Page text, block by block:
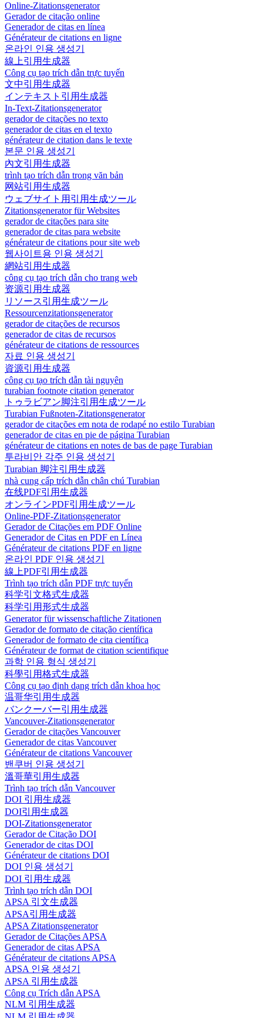
Online-Zitationsgenerator
Gerador de citação online
Generador de citas en línea
Générateur de citations en ligne
온라인 인용 생성기
線上引用生成器
Công cụ tạo trích dẫn trực tuyến
文中引用生成器
インテキスト引用生成器
In-Text-Zitationsgenerator
gerador de citações no texto
generador de citas en el texto
générateur de citation dans le texte
본문 인용 생성기
內文引用生成器
trình tạo trích dẫn trong văn bản
网站引用生成器
ウェブサイト用引用生成ツール
Zitationsgenerator für Websites
gerador de citações para site
generador de citas para website
générateur de citations pour site web
웹사이트용 인용 생성기
網站引用生成器
công cụ tạo trích dẫn cho trang web
资源引用生成器
リソース引用生成ツール
Ressourcenzitationsgenerator
gerador de citações de recursos
generador de citas de recursos
générateur de citations de ressources
자료 인용 생성기
資源引用生成器
công cụ tạo trích dẫn tài nguyên
turabian footnote citation generator
トゥラビアン脚注引用生成ツール
Turabian Fußnoten-Zitationsgenerator
gerador de citações em nota de rodapé no estilo Turabian
generador de citas en pie de página Turabian
générateur de citations en notes de bas de page Turabian
투라비안 각주 인용 생성기
Turabian 脚注引用生成器
nhà cung cấp trích dẫn chân chú Turabian
在线PDF引用生成器
オンラインPDF引用生成ツール
Online-PDF-Zitationsgenerator
Gerador de Citações em PDF Online
Generador de Citas en PDF en Línea
Générateur de citations PDF en ligne
온라인 PDF 인용 생성기
線上PDF引用生成器
Trình tạo trích dẫn PDF trực tuyến
科学引文格式生成器
科学引用形式生成器
Generator für wissenschaftliche Zitationen
Gerador de formato de citação científica
Generador de formato de cita científica
Générateur de format de citation scientifique
과학 인용 형식 생성기
科學引用格式生成器
Công cụ tạo định dạng trích dẫn khoa học
温哥华引用生成器
バンクーバー引用生成器
Vancouver-Zitationsgenerator
Gerador de citações Vancouver
Generador de citas Vancouver
Générateur de citations Vancouver
밴쿠버 인용 생성기
溫哥華引用生成器
Trình tạo trích dẫn Vancouver
DOI 引用生成器
DOI引用生成器
DOI-Zitationsgenerator
Gerador de Citação DOI
Generador de citas DOI
Générateur de citations DOI
DOI 인용 생성기
DOI 引用生成器
Trình tạo trích dẫn DOI
APSA 引文生成器
APSA引用生成器
APSA Zitationsgenerator
Gerador de Citações APSA
Generador de citas APSA
Générateur de citations APSA
APSA 인용 생성기
APSA 引用生成器
Công cụ Trích dẫn APSA
NLM 引用生成器